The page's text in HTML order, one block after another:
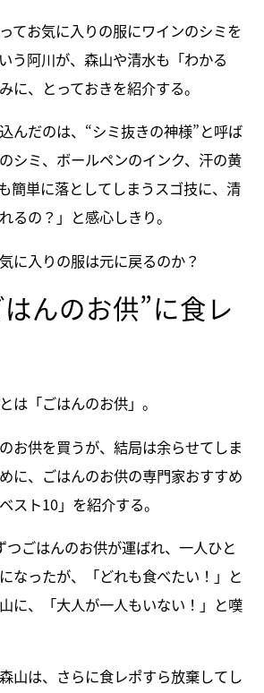
てお気に入りの服にワインのシミを
う阿川が、森山や清水も「わかる
に、とっておきを紹介する。
んだのは、“シミ抜きの神様”と呼ば
シミ、ボールペンのインク、汗の黄
簡単に落としてしまうスゴ技に、清
るの？」と感心しきり。
に入りの服は元に戻るのか？
んのお供”に食レ
は「ごはんのお供」。
お供を買うが、結局は余らせてしま
に、ごはんのお供の専門家おすすめ
スト10」を紹介する。
つごはんのお供が運ばれ、一人ひと
なったが、「どれも食べたい！」と
に、「大人が一人もいない！」と嘆
山は、さらに食レポすら放棄してし